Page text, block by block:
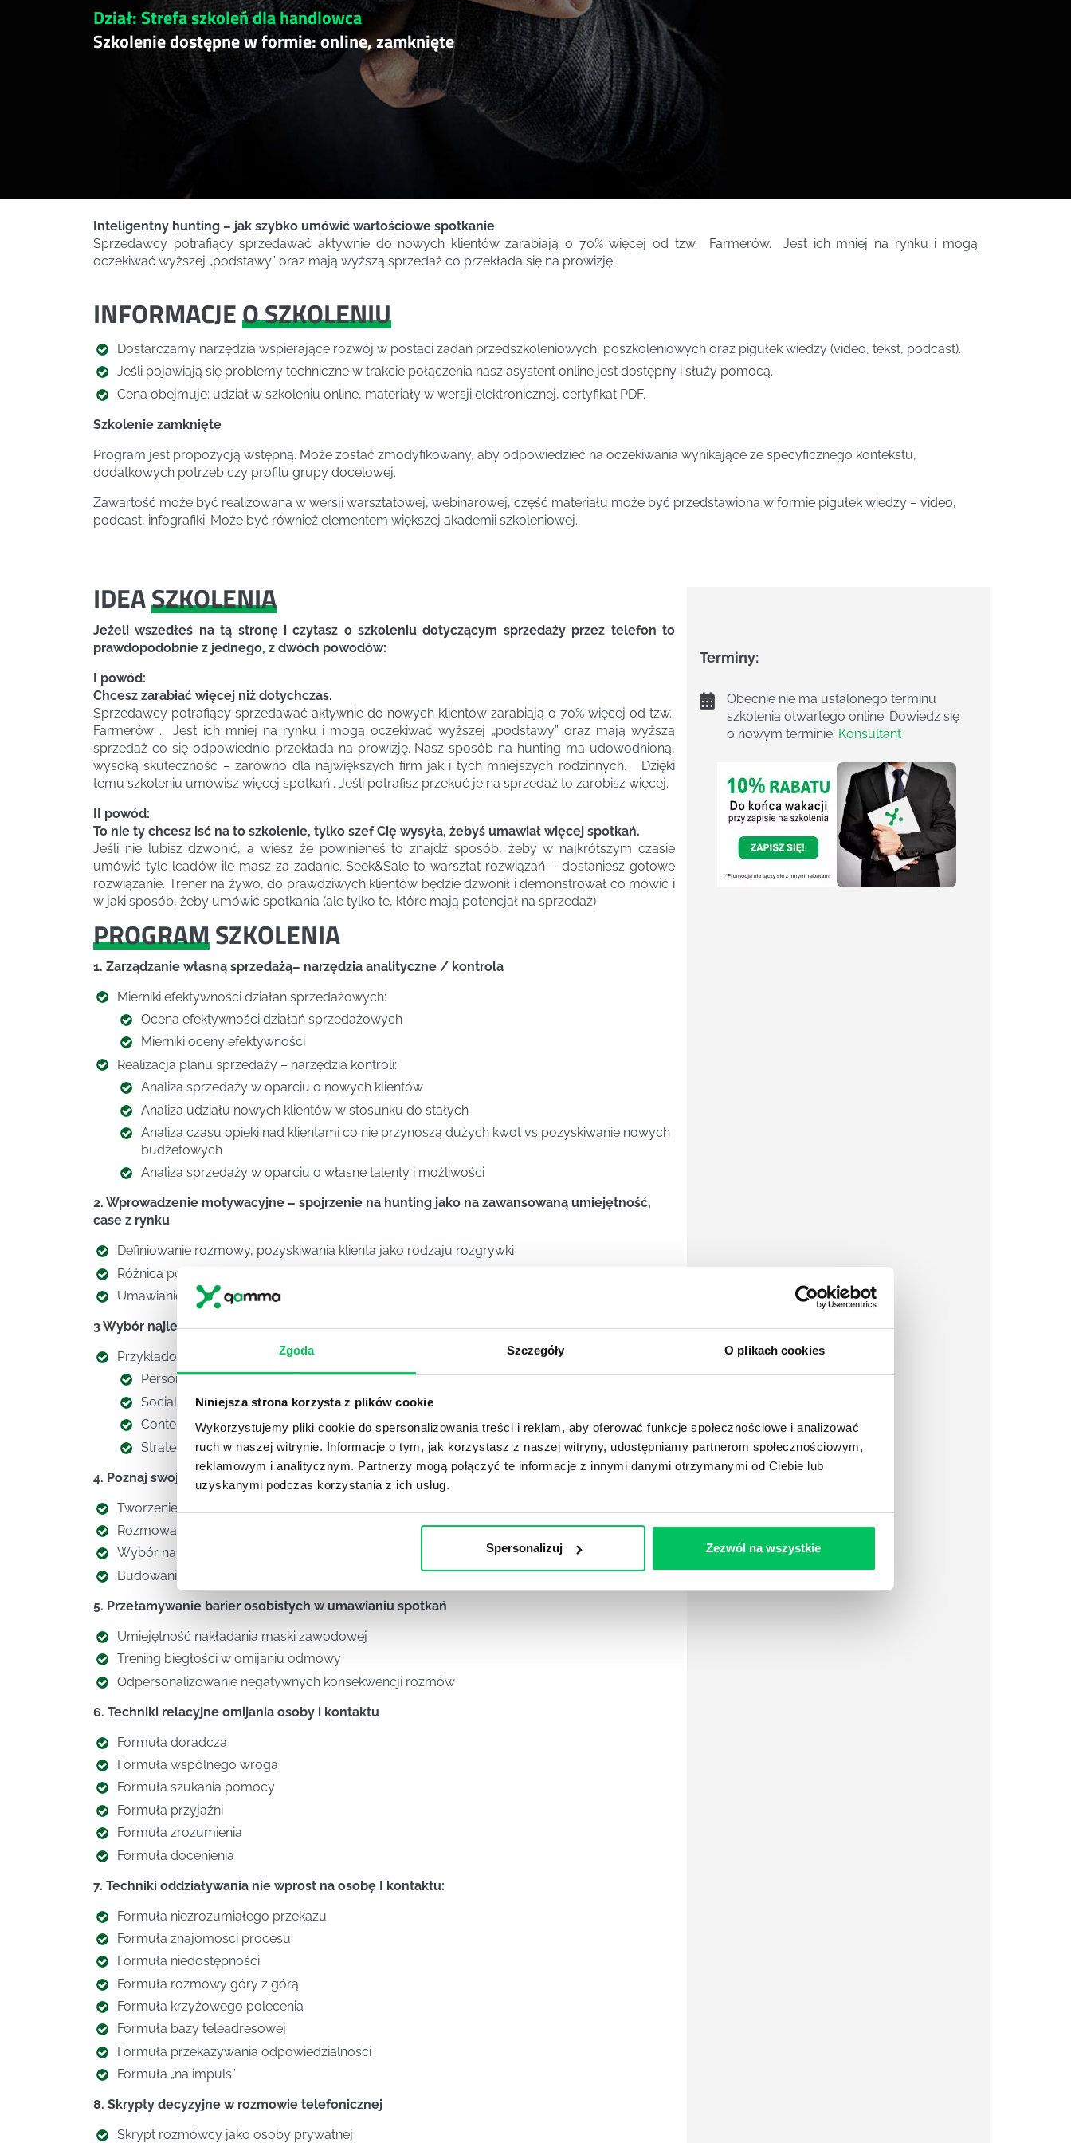
Zgoda Szczegóły O plikach cookies
Niniejsza strona korzysta z plików cookie
Wykorzystujemy pliki cookie do spersonalizowania treści i reklam, aby oferować funkcje społecznościowe i analizować
ruch w naszej witrynie. Informacje o tym, jak korzystasz z naszej witryny, udostępniamy partnerom społecznościowym,
reklamowym i analitycznym. Partnerzy mogą połączyć te informacje z innymi danymi otrzymanymi od Ciebie lub
uzyskanymi podczas korzystania z ich usług.
Spersonalizuj Zezwól na wszystkie
Dział: Strefa szkoleń dla handlowca
Szkolenie dostępne w formie: online, zamknięte
Inteligentny hunting – jak szybko umówić wartościowe spotkanie
Sprzedawcy potrafiący sprzedawać aktywnie do nowych klientów zarabiają o 70% więcej od tzw. Farmerów. Jest ich mniej na rynku i mogą
oczekiwać wyższej „podstawy” oraz mają wyższą sprzedaż co przekłada się na prowizję.
INFORMACJEO SZKOLENIU
Dostarczamy narzędzia wspierające rozwój w postaci zadań przedszkoleniowych, poszkoleniowych oraz pigułek wiedzy (video, tekst, podcast).
Jeśli pojawiają się problemy techniczne w trakcie połączenia nasz asystent online jest dostępny i służy pomocą.
Cena obejmuje: udział w szkoleniu online, materiały w wersji elektronicznej, certyfikat PDF.
Szkolenie zamknięte
Program jest propozycją wstępną. Może zostać zmodyfikowany, aby odpowiedzieć na oczekiwania wynikające ze specyficznego kontekstu,
dodatkowych potrzeb czy profilu grupy docelowej.
Zawartość może być realizowana w wersji warsztatowej, webinarowej, część materiału może być przedstawiona w formie pigułek wiedzy – video,
podcast, infografiki. Może być również elementem większej akademii szkoleniowej.
IDEASZKOLENIA
Jeżeli wszedłeś na tą stronę i czytasz o szkoleniu dotyczącym sprzedaży przez telefon to
prawdopodobnie z jednego, z dwóch powodów:
I powód:
Chcesz zarabiać więcej niż dotychczas.
Sprzedawcy potrafiący sprzedawać aktywnie do nowych klientów zarabiają o 70% więcej od tzw.
Farmerów . Jest ich mniej na rynku i mogą oczekiwać wyższej „podstawy” oraz mają wyższą
sprzedaż co się odpowiednio przekłada na prowizję. Nasz sposób na hunting ma udowodnioną,
wysoką skuteczność – zarówno dla największych firm jak i tych mniejszych rodzinnych. Dzięki
temu szkoleniu umówisz więcej spotkań . Jeśli potrafisz przekuć je na sprzedaż to zarobisz więcej.
II powód:
To nie ty chcesz isć na to szkolenie, tylko szef Cię wysyła, żebyś umawiał więcej spotkań.
Jeśli nie lubisz dzwonić, a wiesz że powinieneś to znajdź sposób, żeby w najkrótszym czasie
umówić tyle lead’ów ile masz za zadanie. Seek&Sale to warsztat rozwiązań – dostaniesz gotowe
rozwiązanie. Trener na żywo, do prawdziwych klientów będzie dzwonił i demonstrował co mówić i
w jaki sposób, żeby umówić spotkania (ale tylko te, które mają potencjał na sprzedaż)
PROGRAMSZKOLENIA
1. Zarządzanie własną sprzedażą– narzędzia analityczne / kontrola
­Mierniki efektywności działań sprzedażowych:
Ocena efektywności działań sprzedażowych
Mierniki oceny efektywności
­Realizacja planu sprzedaży – narzędzia kontroli:
Analiza sprzedaży w oparciu o nowych klientów
Analiza udziału nowych klientów w stosunku do stałych
Analiza czasu opieki nad klientami co nie przynoszą dużych kwot vs pozyskiwanie nowych
budżetowych
Analiza sprzedaży w oparciu o własne talenty i możliwości
2. Wprowadzenie motywacyjne – spojrzenie na hunting jako na zawansowaną umiejętność,
case z rynku
Definiowanie rozmowy, pozyskiwania klienta jako rodzaju rozgrywki
­Różnica pomiędzy sprzedażą f2f i nonf2f
­Umawianie spotkań jako warsztat kreujący inteligencję emocjonalną
3 Wybór najlepszych narzędzi do umawiania spotkań
­Przykładowe narzędzia:
Personal mailing
Social media z orientacją na rezultat
Content sale
Strategiczny cold call
4. Poznaj swojego gracza – analiza osoby z która chcemy się spotka
­Tworzenie profilu osoby decyzyjnej
­Rozmowa z osobami z firmy o potrzebach przed rozmową z decydentem
­Wybór najlepszej drogi żeby trafić do osoby decyzyjnej
­Budowanie eksperckości w oczach naszego gracza
5. Przełamywanie barier osobistych w umawianiu spotkań
­Umiejętność nakładania maski zawodowej
­Trening biegłości w omijaniu odmowy
­Odpersonalizowanie negatywnych konsekwencji rozmów
6. Techniki relacyjne omijania osoby i kontaktu
­Formuła doradcza
­Formuła wspólnego wroga
­Formuła szukania pomocy
­Formuła przyjaźni
­Formuła zrozumienia
­Formuła docenienia
7. Techniki oddziaływania nie wprost na osobę I kontaktu:
­Formuła niezrozumiałego przekazu
­Formuła znajomości procesu
­Formuła niedostępności
­Formuła rozmowy góry z górą
­Formuła krzyżowego polecenia
­Formuła bazy teleadresowej
­Formuła przekazywania odpowiedzialności
­Formuła „na impuls”
8. Skrypty decyzyjne w rozmowie telefonicznej
Skrypt rozmówcy jako osoby prywatnej
Terminy:
Obecnie nie ma ustalonego terminu
szkolenia otwartego online. Dowiedz się
o nowym terminie: Konsultant